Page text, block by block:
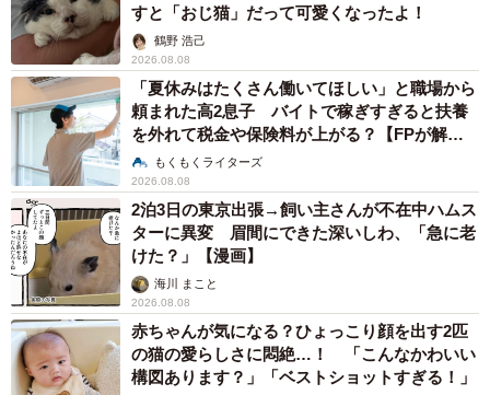
すと「おじ猫」だって可愛くなったよ！
鶴野 浩己
2026.08.08
「夏休みはたくさん働いてほしい」と職場から
頼まれた高2息子 バイトで稼ぎすぎると扶養
を外れて税金や保険料が上がる？【FPが解
説】もくもくライターズ
2026.08.08
2泊3日の東京出張→飼い主さんが不在中ハムス
ターに異変 眉間にできた深いしわ、「急に老
けた？」【漫画】
海川 まこと
2026.08.08
赤ちゃんが気になる？ひょっこり顔を出す2匹
の猫の愛らしさに悶絶…！ 「こんなかわいい
構図あります？」「ベストショットすぎる！」